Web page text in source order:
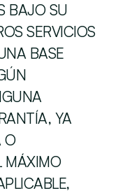
BAJO SU
SERVICIOS
BASE
YA
O
MÁXIMO